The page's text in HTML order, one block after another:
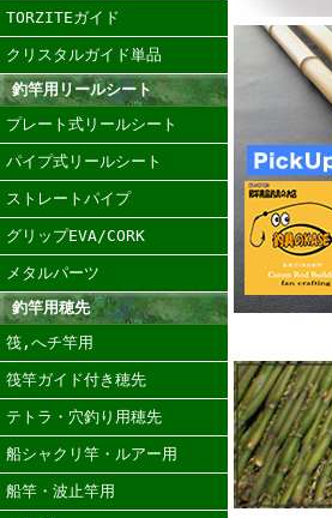
TORZITEガイド
クリスタルガイド単品
釣竿用リールシート
プレート式リールシート
パイプ式リールシート
ストレートパイプ
グリップEVA/CORK
メタルパーツ
釣竿用穂先
筏,へチ竿用
筏竿ガイド付き穂先
テトラ・穴釣り用穂先
船シャクリ竿・ルアー用
船竿・波止竿用